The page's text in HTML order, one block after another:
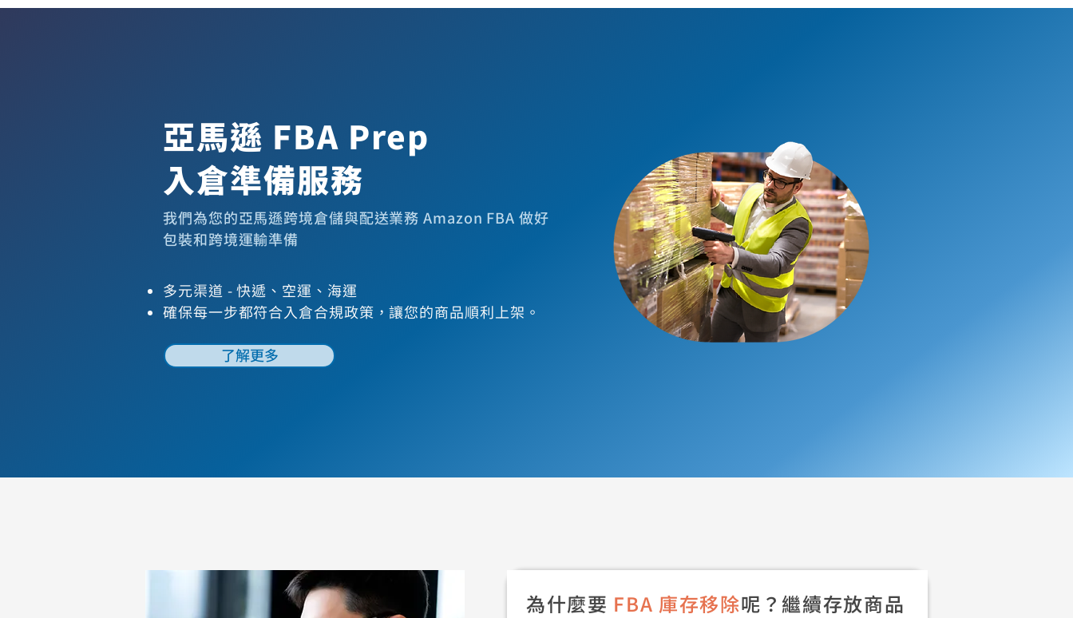
了解更多
多元渠道 - 快遞、空運、海運
確保每一步都符合入倉合規政策，讓您的商品順利上架。
我們為您的亞馬遜跨境倉儲與配送業務 Amazon FBA 做好
包裝和跨境運輸準備
亞馬遜 FBA Prep
入倉準備服務
為什麼要 FBA 庫存移除呢？繼續存放商品